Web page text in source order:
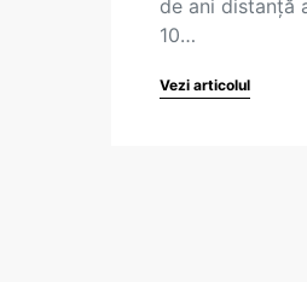
de ani distanță
10…
Vezi articolul